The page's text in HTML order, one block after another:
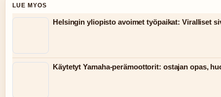
LUE MYOS
Helsingin yliopisto avoimet työpaikat: Viralliset
Käytetyt Yamaha-perämoottorit: ostajan opas,